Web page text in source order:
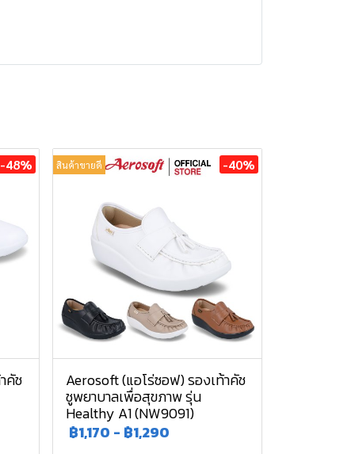
-48%
คัช
สินค้าขายดี -40%
Aerosoft (แอโร่ซอฟ) รองเท้าคัช
ชูพยาบาลเพื่อสุขภาพ รุ่น
Healthy A1 (NW9091)
฿1,170 - ฿1,290